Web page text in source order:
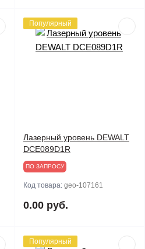
Популярный
Лазерный уровень DEWALT
DCE089D1R
ПО ЗАПРОСУ
Код товара: geo-107161
0.00 руб.
Популярный